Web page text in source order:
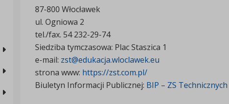
87-800 Włocławek
ul. Ogniowa 2
tel./fax. 54 232-29-74
Siedziba tymczasowa: Plac Staszica 1
e-mail: zst@edukacja.wloclawek.eu
strona www: https://zst.com.pl/
Biuletyn Informacji Publicznej: BIP – ZS Technicznych